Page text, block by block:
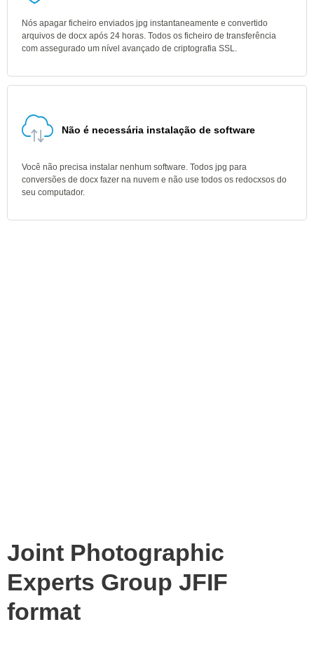
Nós apagar ficheiro enviados jpg instantaneamente e convertido
arquivos de docx após 24 horas. Todos os ficheiro de transferência
com assegurado um nível avançado de criptografia SSL.
Não é necessária instalação de software
Você não precisa instalar nenhum software. Todos jpg para
conversões de docx fazer na nuvem e não use todos os redocxsos do
seu computador.
Joint Photographic
Experts Group JFIF
format